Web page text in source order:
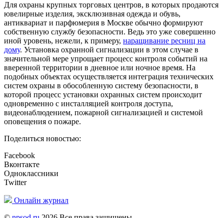
Для охраны крупных торговых центров, в которых продаются
ювелирные изделия, эксклюзивная одежда и обувь,
антиквариат и парфюмерия в Москве обычно формируют
собственную службу безопасности. Ведь это уже совершенно
иной уровень, нежели, к примеру, наращивание ресниц на
дому. Установка охранной сигнализации в этом случае в
значительной мере упрощает процесс контроля событий на
вверенной территории в дневное или ночное время. На
подобных объектах осуществляется интеграция технических
систем охраны в обособленную систему безопасности, в
которой процесс установки охранных систем происходит
одновременно с инсталляцией контроля доступа,
видеонаблюдением, пожарной сигнализацией и системой
оповещения о пожаре.
Поделиться новостью:
Facebook
Вконтакте
Одноклассники
Twitter
Онлайн журнал